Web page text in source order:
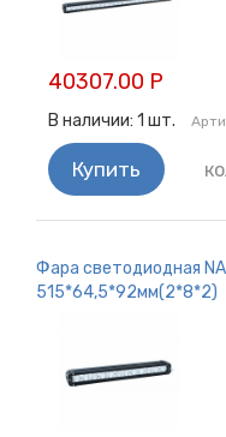
40307.00 Р
В наличии: 1 шт.
Купить
Фара светодиодная
515*64,5*92мм(2*8*2)